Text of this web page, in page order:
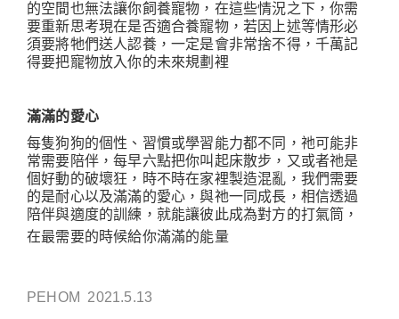
的空間也無法讓你飼養寵物，在這些情況之下，你需
要重新思考現在是否適合養寵物，若因上述等情形必
須要將牠們送人認養，一定是會非常捨不得，千萬記
得要把寵物放入你的未來規劃裡
滿滿的愛心
每隻狗狗的個性、習慣或學習能力都不同，祂可能非
常需要陪伴，每早六點把你叫起床散步，又或者祂是
個好動的破壞狂，時不時在家裡製造混亂，我們需要
的是耐心以及滿滿的愛心，與祂一同成長，相信透過
陪伴與適度的訓練，就能讓彼此成為對方的打氣筒，
在最需要的時候給你滿滿的能量
PEHOM 2021.5.13